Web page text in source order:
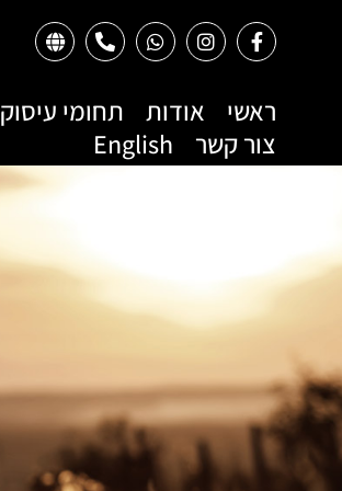
ראשי אודות תחומי עיסוק
צור קשר
English